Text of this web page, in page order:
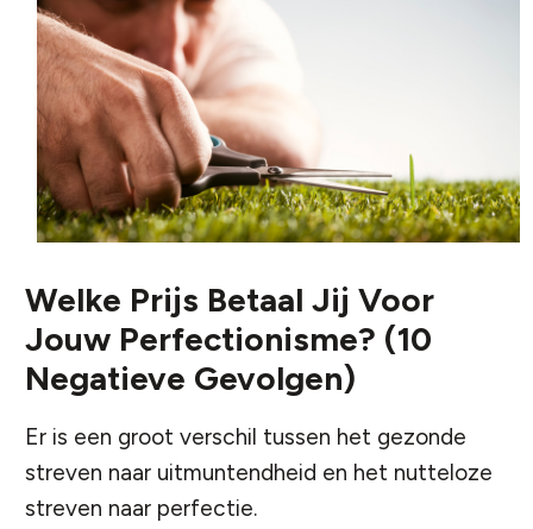
Welke Prijs Betaal Jij Voor
Jouw Perfectionisme? (10
Negatieve Gevolgen)
Er is een groot verschil tussen het gezonde
streven naar uitmuntendheid en het nutteloze
streven naar perfectie.